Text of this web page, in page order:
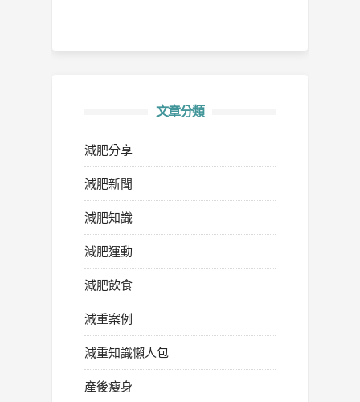
文章分類
減肥分享
減肥新聞
減肥知識
減肥運動
減肥飲食
減重案例
減重知識懶人包
產後瘦身